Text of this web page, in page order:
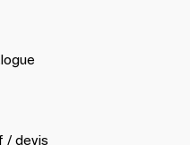
/ devis